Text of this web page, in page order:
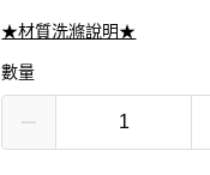
★材質洗滌說明★
數量